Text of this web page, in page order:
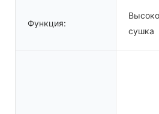
Функция:
сушка